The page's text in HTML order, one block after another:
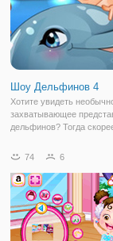
Шоу Дельфинов 4
Хотите увидеть
захватывающее
дельфинов? Тогда
Дельфинов 4". В игре мы
каждый день приходят
детей за новыми
74 6